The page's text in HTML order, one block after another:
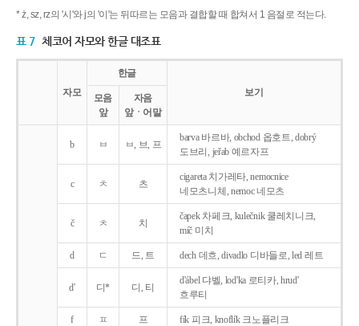
* ż, sz, rz의 '시'와 j의 '이'는 뒤따르는 모음과 결합할 때 합쳐서 1 음절로 적는다.
표 7 체코어 자모와 한글 대조표
자모
한글
보기
모음
앞
자음
앞ㆍ어말
b ㅂ ㅂ, 브, 프
barva 바르바, obchod 옵호트, dobrý
도브리, jeřab 예르자프
c ㅊ 츠
cigareta 치가레타, nemocnice
네모츠니체, nemoc 네모츠
č ㅊ 치
čapek 차페크, kulečnik 쿨레치니크,
míč 미치
d ㄷ 드, 트 dech 데흐, divadlo 디바들로, led 레트
d' 디* 디, 티
d'ábel 댜벨, lod'ka 로티카, hrud'
흐루티
f ㅍ 프 fík 피크, knoflík 크노플리크